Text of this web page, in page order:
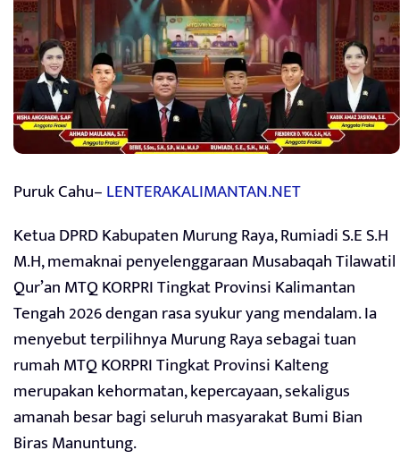
Puruk Cahu–LENTERAKALIMANTAN.NET
Ketua DPRD Kabupaten Murung Raya, Rumiadi S.E S.H
M.H, memaknai penyelenggaraan Musabaqah Tilawatil
Qur’an MTQ KORPRI Tingkat Provinsi Kalimantan
Tengah 2026 dengan rasa syukur yang mendalam. Ia
menyebut terpilihnya Murung Raya sebagai tuan
rumah MTQ KORPRI Tingkat Provinsi Kalteng
merupakan kehormatan, kepercayaan, sekaligus
amanah besar bagi seluruh masyarakat Bumi Bian
Biras Manuntung.